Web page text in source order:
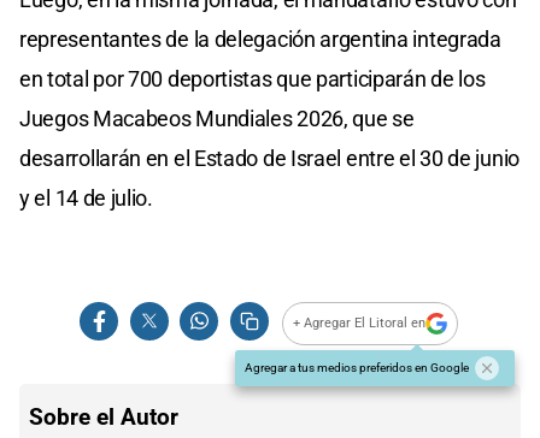
representantes de la delegación argentina integrada
en total por 700 deportistas que participarán de los
Juegos Macabeos Mundiales 2026, que se
desarrollarán en el Estado de Israel entre el 30 de junio
y el 14 de julio.
+ Agregar El Litoral en
Agregar a tus medios preferidos en Google
Sobre el Autor